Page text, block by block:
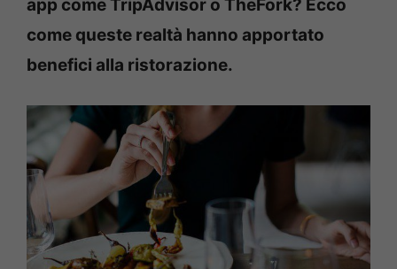
app come TripAdvisor o TheFork? Ecco
come queste realtà hanno apportato
benefici alla ristorazione.